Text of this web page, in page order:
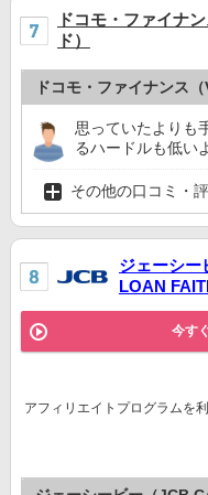
ドコモ・ファイナ
ド）
ドコモ・ファイナンス
思っていたよりも
るハードルも低い
その他の口コミ・
ジェーシ
LOAN
今す
アフィリエイトプログラムを